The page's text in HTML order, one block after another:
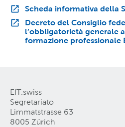
Scheda informativa della
Decreto del Consiglio
l’obbligatorietà generale
formazione professionale
EIT.swiss
Segretariato
Limmatstrasse 63
8005 Zürich